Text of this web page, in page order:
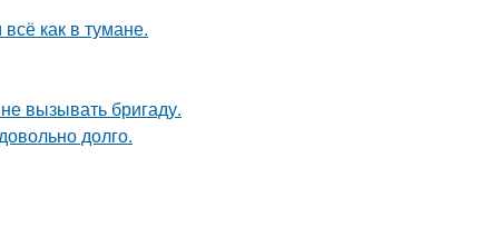
как в тумане.
вызывать бригаду.
долго.